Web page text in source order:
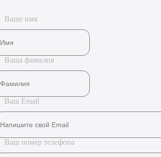
Ваше имя
Ваша фамилия
Ваш Email
Ваш номер телефона